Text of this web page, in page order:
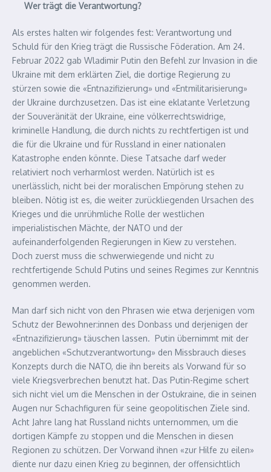
Wer trägt die Verantwortung?
Als erstes halten wir folgendes fest: Verantwortung und
Schuld für den Krieg trägt die Russische Föderation. Am 24.
Februar 2022 gab Wladimir Putin den Befehl zur Invasion in die
Ukraine mit dem erklärten Ziel, die dortige Regierung zu
stürzen sowie die «Entnazifizierung» und «Entmilitarisierung»
der Ukraine durchzusetzen. Das ist eine eklatante Verletzung
der Souveränität der Ukraine, eine völkerrechtswidrige,
kriminelle Handlung, die durch nichts zu rechtfertigen ist und
die für die Ukraine und für Russland in einer nationalen
Katastrophe enden könnte. Diese Tatsache darf weder
relativiert noch verharmlost werden. Natürlich ist es
unerlässlich, nicht bei der moralischen Empörung stehen zu
bleiben. Nötig ist es, die weiter zurückliegenden Ursachen des
Krieges und die unrühmliche Rolle der westlichen
imperialistischen Mächte, der NATO und der
aufeinanderfolgenden Regierungen in Kiew zu verstehen.
Doch zuerst muss die schwerwiegende und nicht zu
rechtfertigende Schuld Putins und seines Regimes zur Kenntnis
genommen werden.
Man darf sich nicht von den Phrasen wie etwa derjenigen vom
Schutz der Bewohner:innen des Donbass und derjenigen der
«Entnazifizierung» täuschen lassen. Putin übernimmt mit der
angeblichen «Schutzverantwortung» den Missbrauch dieses
Konzepts durch die NATO, die ihn bereits als Vorwand für so
viele Kriegsverbrechen benutzt hat. Das Putin-Regime schert
sich nicht viel um die Menschen in der Ostukraine, die in seinen
Augen nur Schachfiguren für seine geopolitischen Ziele sind.
Acht Jahre lang hat Russland nichts unternommen, um die
dortigen Kämpfe zu stoppen und die Menschen in diesen
Regionen zu schützen. Der Vorwand ihnen «zur Hilfe zu eilen»
diente nur dazu einen Krieg zu beginnen, der offensichtlich